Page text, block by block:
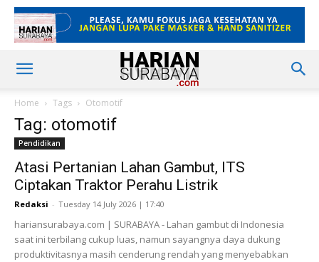
Home Tags Otomotif
Tag: otomotif
Pendidikan
Atasi Pertanian Lahan Gambut, ITS
Ciptakan Traktor Perahu Listrik
Redaksi - Tuesday 14 July 2026 | 17:40
hariansurabaya.com | SURABAYA - Lahan gambut di Indonesia
saat ini terbilang cukup luas, namun sayangnya daya dukung
produktivitasnya masih cenderung rendah yang menyebabkan